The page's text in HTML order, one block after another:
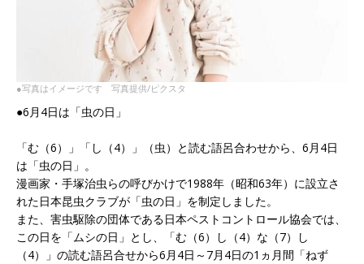
●写真はイメージです 写真提供/ピクスタ
●6月4日は「虫の日」
「む（6）」「し（4）」（虫）と読む語呂合わせから、6月4日
は「虫の日」。
漫画家・手塚治虫らの呼びかけで1988年（昭和63年）に設立さ
れた日本昆虫クラブが「虫の日」を制定しました。
また、害虫駆除の団体である日本ペストコントロール協会では、
この日を「ムシの日」とし、「む（6）し（4）な（7）し
（4）」の読む語呂合せから6月4日～7月4日の1ヵ月間「ねず